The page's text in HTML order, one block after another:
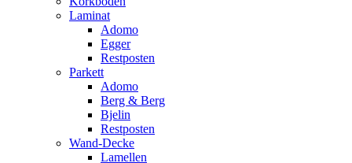
Laminat
Adomo
Egger
Restposten
Parkett
Adomo
Berg & Berg
Bjelin
Restposten
Wand-Decke
Lamellen